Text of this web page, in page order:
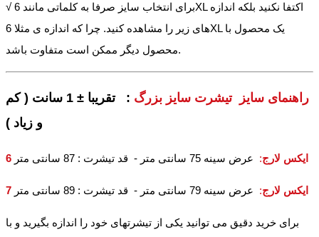
√ برای انتخاب سایز صرفا به کلماتی مانند 6XL اکتفا نکنید بلکه اندازه
های زیر را مشاهده کنید. چرا که اندازه ی مثلا 6XL یک محصول با
محصول دیگر ممکن است متفاوت باشد.
راهنمای سایز تیشرت سایز بزرگ
: تقریبا ± 1 سانت ( کم
6 ایکس لارج: عرض سینه 75 سانتی متر - قد تیشرت : 87 سانتی متر
7 ایکس لارج: عرض سینه 79 سانتی متر - قد تیشرت : 89 سانتی متر
برای خرید دقیق می توانید یکی از تیشرتهای خود را اندازه بگیرید و با